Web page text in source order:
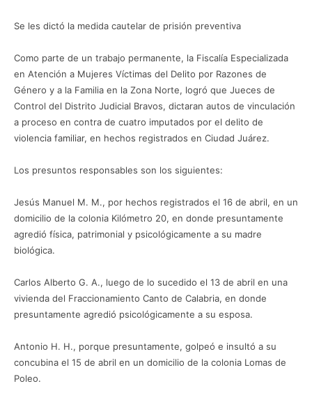
Se les dictó la medida cautelar de prisión preventiva
Como parte de un trabajo permanente, la Fiscalía Especializada
en Atención a Mujeres Víctimas del Delito por Razones de
Género y a la Familia en la Zona Norte, logró que Jueces de
Control del Distrito Judicial Bravos, dictaran autos de vinculación
a proceso en contra de cuatro imputados por el delito de
violencia familiar, en hechos registrados en Ciudad Juárez.
Los presuntos responsables son los siguientes:
Jesús Manuel M. M., por hechos registrados el 16 de abril, en un
domicilio de la colonia Kilómetro 20, en donde presuntamente
agredió física, patrimonial y psicológicamente a su madre
biológica.
Carlos Alberto G. A., luego de lo sucedido el 13 de abril en una
vivienda del Fraccionamiento Canto de Calabria, en donde
presuntamente agredió psicológicamente a su esposa.
Antonio H. H., porque presuntamente, golpeó e insultó a su
concubina el 15 de abril en un domicilio de la colonia Lomas de
Poleo.